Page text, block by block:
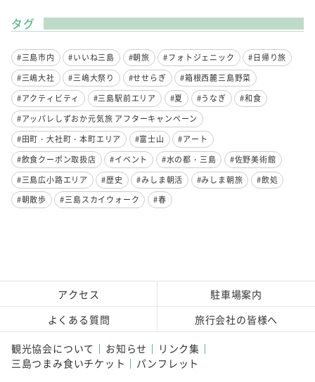
タグ
#三島市内 #いいね三島 #朝旅 #フォトジェニック
#日帰り旅
#三嶋大社
#三嶋大祭り #せせらぎ
#箱根西麓三島野菜
#アクティビティ
#三島駅前エリア #夏 #うなぎ
#和食
#アッパレしずおか元気旅 アフターキャンペーン
#田町・大社町・本町エリア
#富士山
#アート
#飲食クーポン取扱店
#イベント #水の都・三島
#佐野美術館
#三島広小路エリア
#歴史 #みしま朝活 #みしま朝旅
#飲処
#朝散歩
#三島スカイウォーク #春
アクセス
駐車場案内
よくある質問
旅行会社の皆様へ
観光協会について お知らせ
リンク集
三島つまみ食いチケット
パンフレット